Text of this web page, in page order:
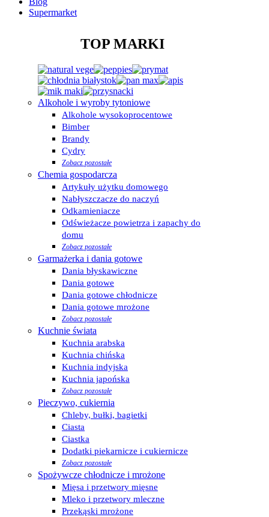
Supermarket
TOP MARKI
Alkohole i wyroby tytoniowe
Alkohole wysokoprocentowe
Bimber
Brandy
Cydry
Zobacz pozostałe
Chemia gospodarcza
Artykuły użytku domowego
Nabłyszczacze do naczyń
Odkamieniacze
Odświeżacze powietrza i zapachy do
domu
Zobacz pozostałe
Garmażerka i dania gotowe
Dania błyskawiczne
Dania gotowe
Dania gotowe chłodnicze
Dania gotowe mrożone
Zobacz pozostałe
Kuchnie świata
Kuchnia arabska
Kuchnia chińska
Kuchnia indyjska
Kuchnia japońska
Zobacz pozostałe
Pieczywo, cukiernia
Chleby, bułki, bagietki
Ciasta
Ciastka
Dodatki piekarnicze i cukiernicze
Zobacz pozostałe
Spożywcze chłodnicze i mrożone
Mięsa i przetwory mięsne
Mleko i przetwory mleczne
Przekąski mrożone